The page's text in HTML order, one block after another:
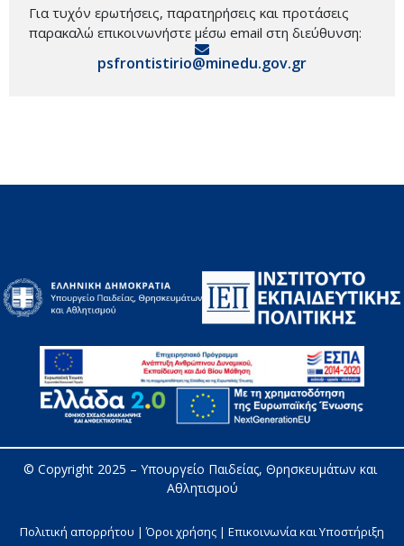
Για τυχόν ερωτήσεις, παρατηρήσεις και προτάσεις
παρακαλώ επικοινωνήστε μέσω email στη διεύθυνση:
psfrontistirio@minedu.gov.gr
© Copyright 2025 – Υπουργείο Παιδείας, Θρησκευμάτων και
Αθλητισμού
Πολιτική απορρήτου | Όροι χρήσης | Επικοινωνία και Υποστήριξη